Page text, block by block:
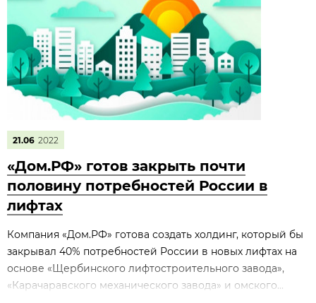
21.06 2022
«Дом.РФ» готов закрыть почти
половину потребностей России в
лифтах
Компания «Дом.РФ» готова создать холдинг, который бы
закрывал 40% потребностей России в новых лифтах на
основе «Щербинского лифтостроительного завода»,
«Карачаравского механического завода» и омского...